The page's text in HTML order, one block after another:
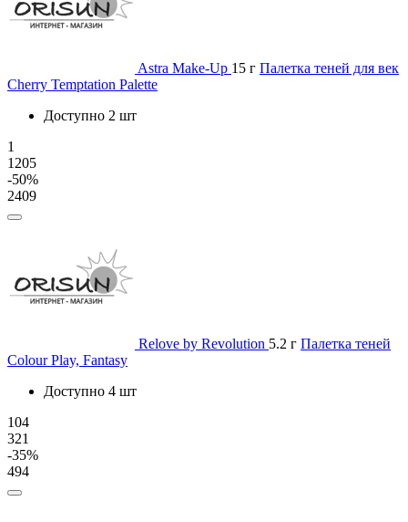
Astra Make-Up 15 г Палетка теней для век
Cherry Temptation Palette
Доступно 2 шт
1
1205
-50%
2409
Relove by Revolution 5.2 г Палетка теней
Colour Play, Fantasy
Доступно 4 шт
104
321
-35%
494